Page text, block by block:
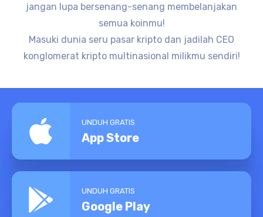
jangan lupa bersenang-senang membelanjakan
semua koinmu!
Masuki dunia seru pasar kripto dan jadilah CEO
konglomerat kripto multinasional milikmu sendiri!
UNDUH GRATIS
App Store
UNDUH GRATIS
Google Play